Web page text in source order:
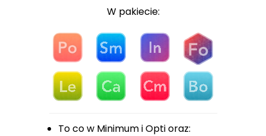
W pakiecie:
To co w Minimum i Opti oraz: